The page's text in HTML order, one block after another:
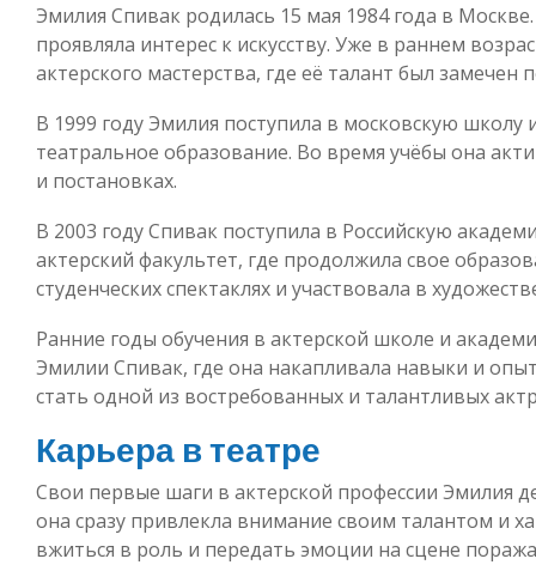
Эмилия Спивак родилась 15 мая 1984 года в
проявляла интерес к искусству. Уже в раннем
актерского мастерства, где её талант был замечен
В 1999 году Эмилия поступила в московскую школу
театральное образование. Во время учёбы она
и постановках.
В 2003 году Спивак поступила в Российскую
актерский факультет, где продолжила свое
студенческих спектаклях и участвовала в
Ранние годы обучения в актерской школе и
Эмилии Спивак, где она накапливала навыки и
стать одной из востребованных и талантливых
Карьера в театре
Свои первые шаги в актерской профессии Эмилия
она сразу привлекла внимание своим талантом и
вжиться в роль и передать эмоции на сцене